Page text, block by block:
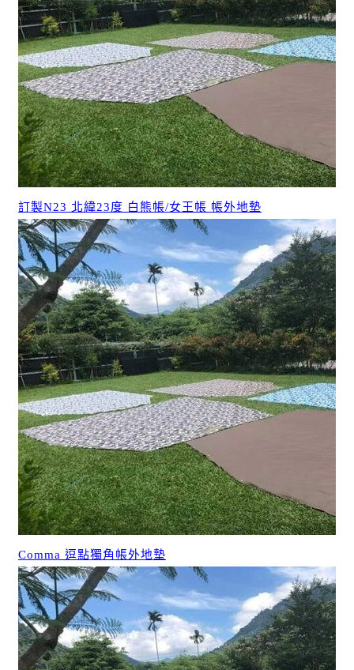
訂製N23 北緯23度 白熊帳/女王帳 帳外地墊
Comma 逗點獨角帳外地墊